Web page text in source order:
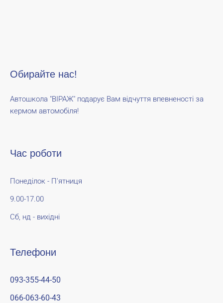
Обирайте нас!
Автошкола "ВІРАЖ" подарує Вам відчуття впевненості за
кермом автомобіля!
Час роботи
Понеділок - П'ятниця
9.00-17.00
Сб, нд - вихідні
Телефони
093-355-44-50
066-063-60-43